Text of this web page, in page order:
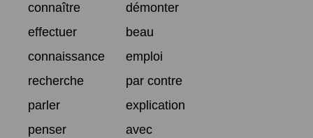
connaître
démonter
effectuer
beau
connaissance
emploi
recherche
par contre
parler
explication
penser
avec